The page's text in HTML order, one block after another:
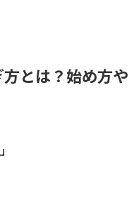
とは？始め方や